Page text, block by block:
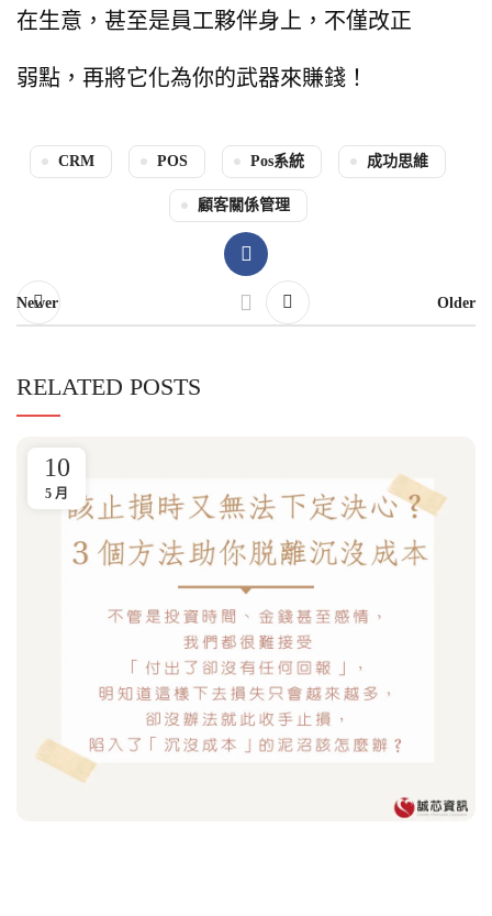
在生意， 甚至是員工夥伴身上， 不僅改正
弱點，再將它化為你的武器來賺錢！
CRM POS Pos系統 成功思維
顧客關係管理
Newer Older
RELATED POSTS
10
5 月